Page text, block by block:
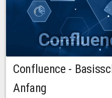
Confluence -
Anfang